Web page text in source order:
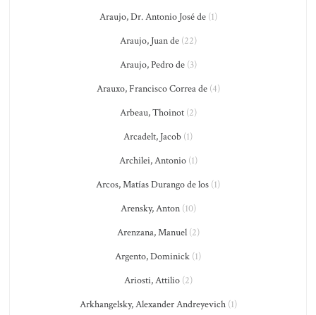
Araujo, Dr. Antonio José de(1)
Araujo, Juan de(22)
Araujo, Pedro de(3)
Arauxo, Francisco Correa de(4)
Arbeau, Thoinot(2)
Arcadelt, Jacob (1)
Archilei, Antonio(1)
Arcos, Matías Durango de los (1)
Arensky, Anton(10)
Arenzana, Manuel(2)
Argento, Dominick (1)
Ariosti, Attilio(2)
Arkhangelsky, Alexander Andreyevich(1)